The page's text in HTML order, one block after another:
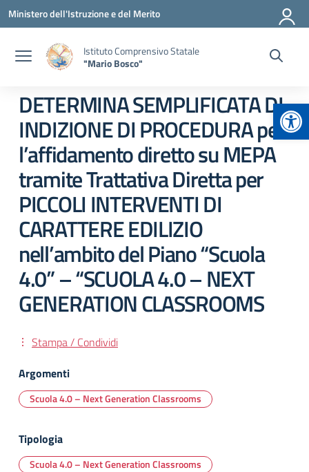
Vai ai contenuti
Vai al menu di navigazione
Vai al footer
Ministero dell'Istruzione e del Merito
Istituto Comprensivo Statale
"Mario Bosco"
DETERMINA SEMPLIFICATA DI
INDIZIONE DI PROCEDURA per
l’affidamento diretto su MEPA
tramite Trattativa Diretta per
PICCOLI INTERVENTI DI
CARATTERE EDILIZIO
nell’ambito del Piano “Scuola
4.0” – “SCUOLA 4.0 – NEXT
GENERATION CLASSROOMS
Stampa / Condividi
Argomenti
Scuola 4.0 – Next Generation Classrooms
Tipologia
Scuola 4.0 – Next Generation Classrooms